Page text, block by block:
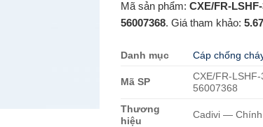
Mã sản phẩm: CXE/FR-
56007368. Giá tham khảo:
Danh mục Cáp chống
Mã SP
CXE/FR-
56007368
Thương
hiệu
Cadivi — Chính